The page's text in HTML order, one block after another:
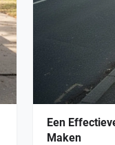
Een
Maken